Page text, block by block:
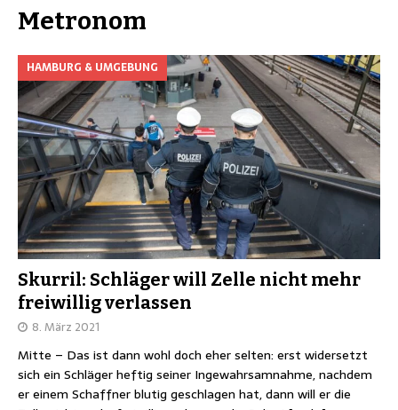
Metronom
HAMBURG & UMGEBUNG
Skurril: Schläger will Zelle nicht mehr
freiwillig verlassen
8. März 2021
Mitte – Das ist dann wohl doch eher selten: erst widersetzt
sich ein Schläger heftig seiner Ingewahrsamnahme, nachdem
er einem Schaffner blutig geschlagen hat, dann will er die